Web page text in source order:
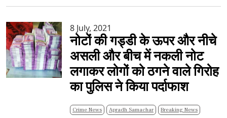
8 July, 2021
नोटों की गड्डी के ऊपर और नीचे
असली और बीच में नकली नोट
लगाकर लोगों को ठगने वाले गिरोह
का पुलिस ने किया पर्दाफाश
Crime News Apradh Samachar Breaking News